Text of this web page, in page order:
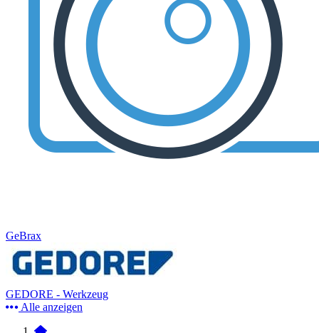
GeBrax
GEDORE - Werkzeug
Alle anzeigen